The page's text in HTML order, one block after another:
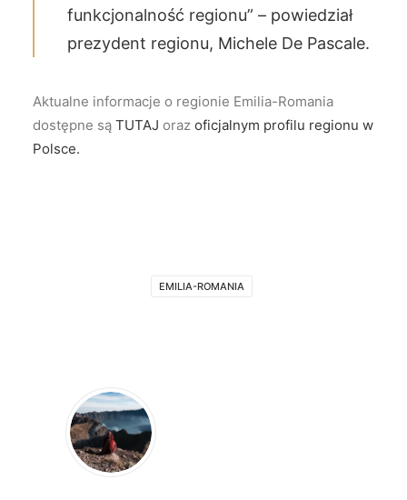
funkcjonalność regionu” – powiedział
prezydent regionu, Michele De Pascale.
Aktualne informacje o regionie Emilia-Romania
dostępne są TUTAJ oraz oficjalnym profilu regionu w
Polsce.
EMILIA-ROMANIA